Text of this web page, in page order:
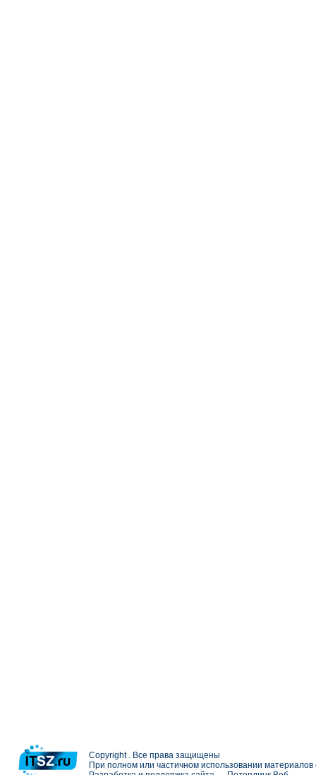
Copyright . Все права защищены
При полном или частичном использовании